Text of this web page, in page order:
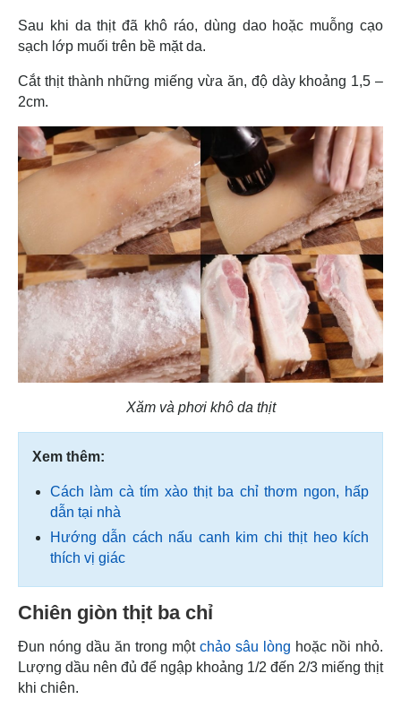
Sau khi da thịt đã khô ráo, dùng dao hoặc muỗng cạo
sạch lớp muối trên bề mặt da.
Cắt thịt thành những miếng vừa ăn, độ dày khoảng 1,5 –
2cm.
Xăm và phơi khô da thịt
Xem thêm:
Cách làm cà tím xào thịt ba chỉ thơm ngon, hấp
dẫn tại nhà
Hướng dẫn cách nấu canh kim chi thịt heo kích
thích vị giác
Chiên giòn thịt ba chỉ
Đun nóng dầu ăn trong một chảo sâu lòng hoặc nồi nhỏ.
Lượng dầu nên đủ để ngập khoảng 1/2 đến 2/3 miếng thịt
khi chiên.